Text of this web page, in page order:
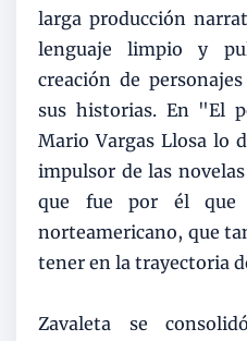
larga producción
lenguaje limpio y
creación de
sus historias. En "El
Mario Vargas Llosa lo
impulsor de las
que fue por él que
norteamericano, que
tener en la trayectoria
Zavaleta se